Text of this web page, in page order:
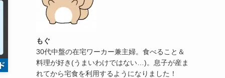
もぐ
30代中盤の在宅ワーカー兼主婦。食べること＆
料理が好き(うまいわけではない…)。息子が産ま
れてから宅食を利用するようになりました！